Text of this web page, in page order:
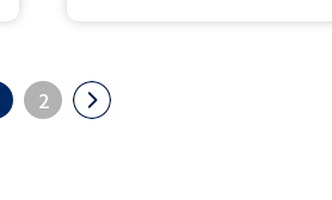
2